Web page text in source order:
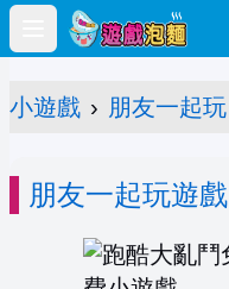
Open main menu
小遊戲 › 朋友一起玩
朋友一起玩遊戲